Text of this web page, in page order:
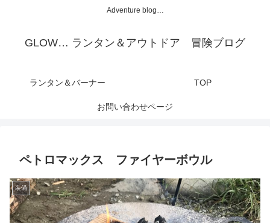
Adventure blog…
GLOW… ランタン＆アウトドア 冒険ブログ
ランタン＆バーナー TOP
お問い合わせページ
ペトロマックス ファイヤーボウル
装備